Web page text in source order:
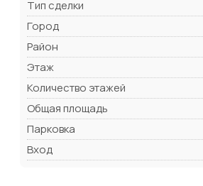
Тип сделки
Город
Район
Этаж
Количество этажей
Общая площадь
Парковка
Вход